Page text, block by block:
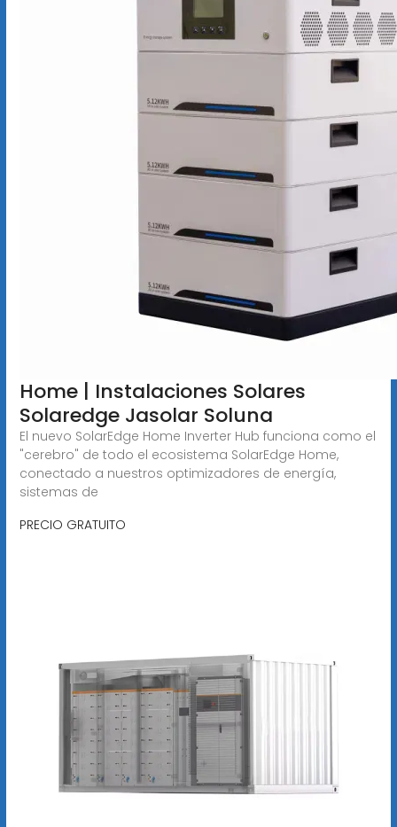
Home | Instalaciones Solares
Solaredge Jasolar Soluna
El nuevo SolarEdge Home Inverter Hub funciona como el
"cerebro" de todo el ecosistema SolarEdge Home,
conectado a nuestros optimizadores de energía,
sistemas de
PRECIO GRATUITO